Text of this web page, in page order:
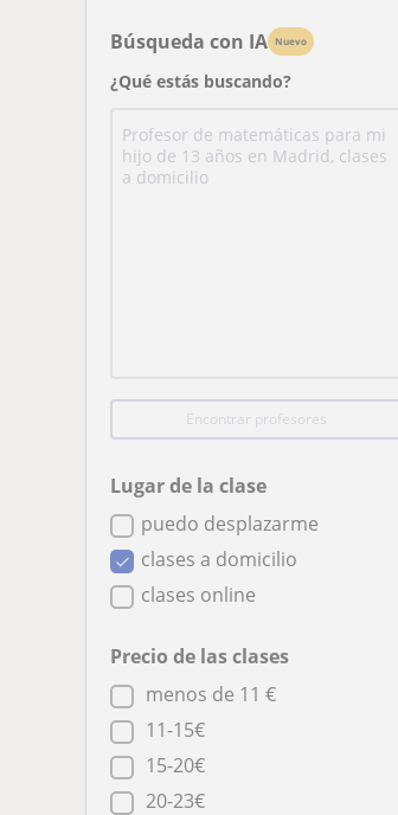
Búsqueda con IA Nuevo
¿Qué estás buscando?
Encontrar profesores
Lugar de la clase
puedo desplazarme
clases a domicilio
clases online
Precio de las clases
menos de 11 €
11-15€
15-20€
20-23€